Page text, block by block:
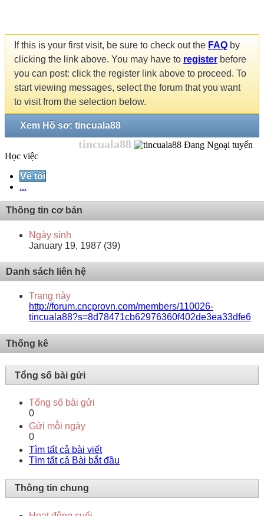
If this is your first visit, be sure to check out the FAQ by
clicking the link above. You may have to register before
you can post: click the register link above to proceed. To
start viewing messages, select the forum that you want
to visit from the selection below.
Xem Hồ sơ: tincuala88
tincuala88
Học việc
Về tôi
...
Thông tin cơ bản
Ngày sinh
January 19, 1987 (39)
Danh sách liên hệ
Trang này
http://forum.cncprovn.com/members/110026-
tincuala88?s=8d78471cb62976360f402de3ea33dfe6
Thống kê
Tổng số bài gửi
Tổng số bài gửi
0
Gửi mỗi ngày
0
Tìm tất cả bài viết
Tìm tất cả Bài bắt đầu
Thông tin chung